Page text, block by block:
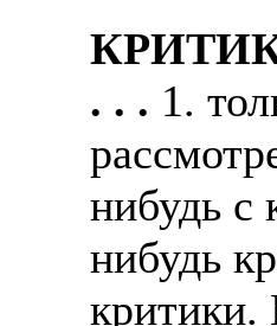
. . . 1.
нибудь с
нибудь
критики.